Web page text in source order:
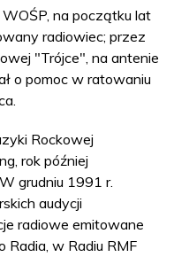
na początku lat
radiowiec; przez
"Trójce", na antenie
o pomoc w ratowaniu
Rockowej
rok później
grudniu 1991 r.
audycji
radiowe emitowane
Radia, w Radiu RMF